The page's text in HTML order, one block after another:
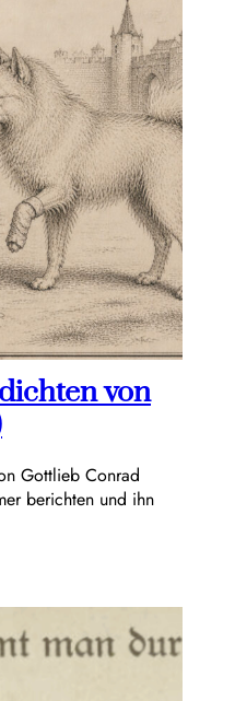
von
Gottlieb Conrad
berichten und ihn